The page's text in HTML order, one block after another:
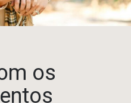
os